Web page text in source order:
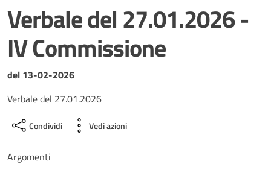
Verbale del 27.01.2026 -
IV Commissione
Dettagli del documento
del 13-02-2026
Verbale del 27.01.2026
Condividi Vedi azioni
Argomenti